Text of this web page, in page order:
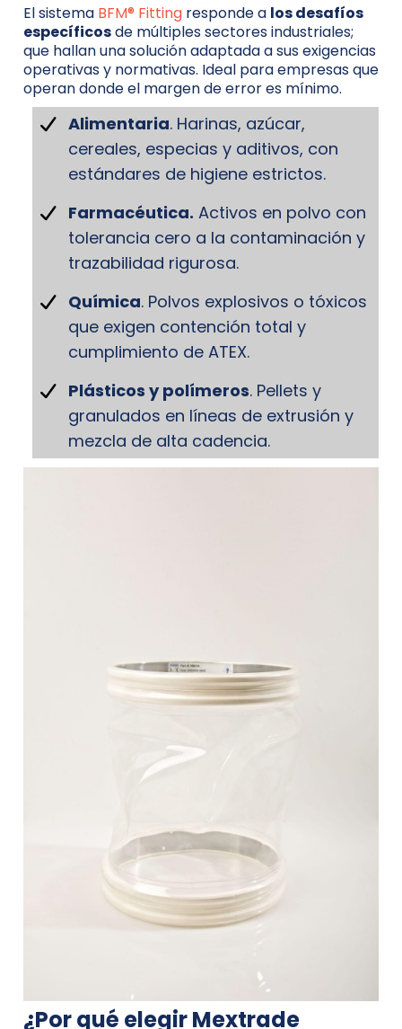
El sistema BFM® Fitting responde a los desafíos
específicosde múltiples sectores industriales;
que hallan una solución adaptada a sus exigencias
operativas y normativas. Ideal para empresas que
operan donde el margen de error es mínimo.
Alimentaria. Harinas, azúcar,
cereales, especias y aditivos, con
estándares de higiene estrictos.
Farmacéutica. Activos en polvo con
tolerancia cero a la contaminación y
trazabilidad rigurosa.
Química. Polvos explosivos o tóxicos
que exigen contención total y
cumplimiento de ATEX.
Plásticos y polímeros. Pellets y
granulados en líneas de extrusión y
mezcla de alta cadencia.
¿Por qué elegir Mextrade